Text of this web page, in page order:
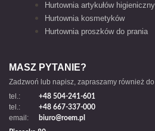
Hurtownia artykułów
Hurtownia kosmetyków
Hurtownia proszków do prania
MASZ PYTANIE?
Zadzwoń lub napisz, zapraszamy również
tel.:
+48 504-241-601
tel.: +48 667-337-000
email:
biuro@roem.pl